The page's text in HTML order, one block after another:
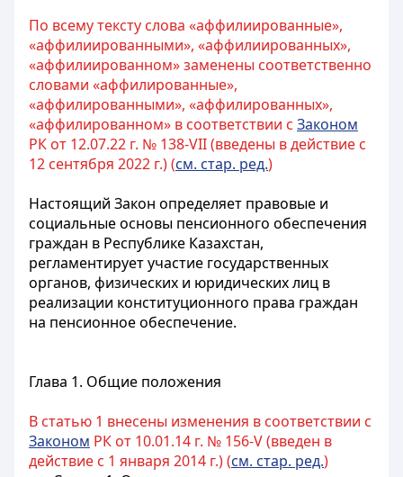
По всему тексту слова «аффилиированные»,
«аффилиированными», «аффилиированных»,
«аффилиированном» заменены соответственно
словами «аффилированные»,
«аффилированными», «аффилированных»,
«аффилированном» в соответствии с Законом
РК от 12.07.22 г. № 138-VII (введены в действие с
12 сентября 2022 г.) (см. стар. ред.)
Настоящий Закон определяет правовые и
социальные основы пенсионного обеспечения
граждан в Республике Казахстан,
регламентирует участие государственных
органов, физических и юридических лиц в
реализации конституционного права граждан
на пенсионное обеспечение.
Глава 1. Общие положения
В статью 1 внесены изменения в соответствии с
Законом РК от 10.01.14 г. № 156-V (введен в
действие с 1 января 2014 г.) (см. стар. ред.)